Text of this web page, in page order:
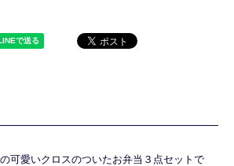
可愛いクロスのついたお弁当３点セットで